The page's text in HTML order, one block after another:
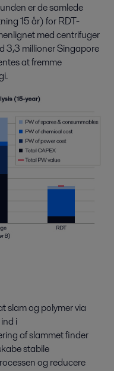
er de samlede
15 år) for RDT-
med centrifuger
3,3 millioner Singapore
at fremme
slam og polymer via
i
af slammet finder
stabile
og reducere